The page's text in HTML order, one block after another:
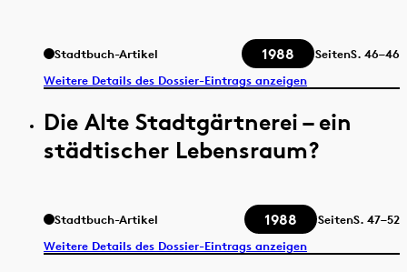
Stadtbuch-Artikel 1988 SeitenS. 46–46
Weitere Details des Dossier-Eintrags anzeigen
Die Alte Stadtgärtnerei – ein
städtischer Lebensraum?
Stadtbuch-Artikel 1988 SeitenS. 47–52
Weitere Details des Dossier-Eintrags anzeigen